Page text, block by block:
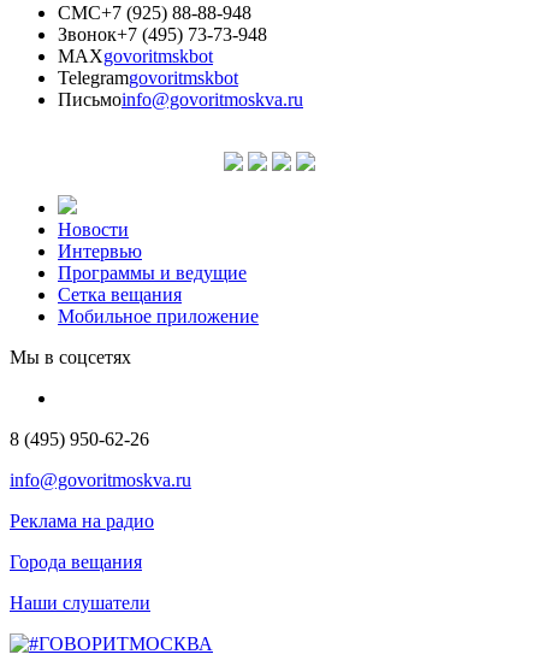
СМС+7 (925) 88-88-948
Звонок+7 (495) 73-73-948
MAXgovoritmskbot
Telegramgovoritmskbot
Письмоinfo@govoritmoskva.ru
Новости
Интервью
Программы и ведущие
Сетка вещания
Мобильное приложение
Мы в соцсетях
8 (495) 950-62-26
info@govoritmoskva.ru
Реклама на радио
Города вещания
Наши слушатели